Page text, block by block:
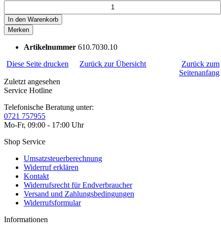
In den Warenkorb
Merken
Artikelnummer 610.7030.10
Diese Seite drucken
Zurück zur Übersicht
Zurück zum
Seitenanfang
Zuletzt angesehen
Service Hotline
Telefonische Beratung unter:
0721 757955
Mo-Fr, 09:00 - 17:00 Uhr
Shop Service
Umsatzsteuerberechnung
Widerruf erklären
Kontakt
Widerrufsrecht für Endverbraucher
Versand und Zahlungsbedingungen
Widerrufsformular
Informationen